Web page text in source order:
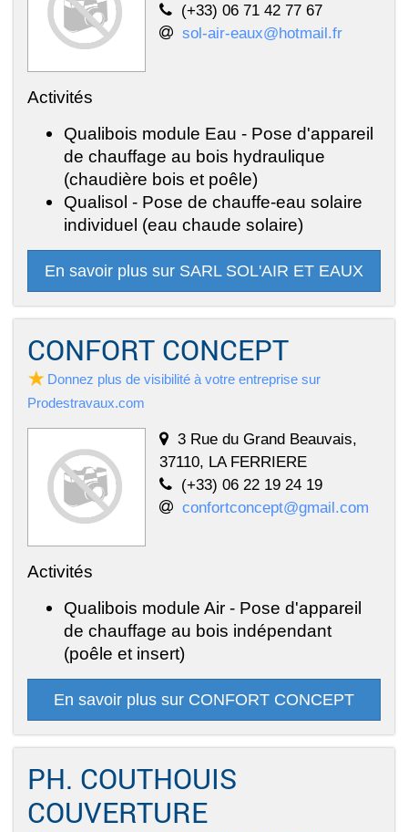
(+33) 06 71 42 77 67
sol-air-eaux@hotmail.fr
Activités
Qualibois module Eau - Pose d'appareil
de chauffage au bois hydraulique
(chaudière bois et poêle)
Qualisol - Pose de chauffe-eau solaire
individuel (eau chaude solaire)
En savoir plus sur SARL SOL'AIR ET EAUX
CONFORT CONCEPT
Donnez plus de visibilité à votre entreprise sur
Prodestravaux.com
3 Rue du Grand Beauvais,
37110, LA FERRIERE
(+33) 06 22 19 24 19
confortconcept@gmail.com
Activités
Qualibois module Air - Pose d'appareil
de chauffage au bois indépendant
(poêle et insert)
En savoir plus sur CONFORT CONCEPT
PH. COUTHOUIS
COUVERTURE